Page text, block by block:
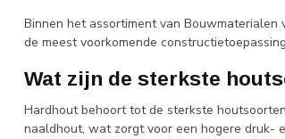
Binnen het assortiment van Bouwmaterialen
de meest voorkomende
Wat zijn de sterkste
Hardhout behoort tot de sterkste
naaldhout, wat zorgt voor een hogere druk-